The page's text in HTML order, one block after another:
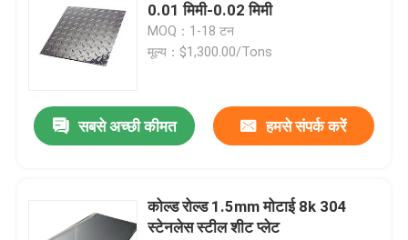
0.01 मिमी-0.02 मिमी
MOQ：1-18 टन
मूल्य：$1,300.00/Tons
सबसे अच्छी कीमत हमसे संपर्क करें
कोल्ड रोल्ड 1.5mm मोटाई 8k 304
स्टेनलेस स्टील शीट प्लेट